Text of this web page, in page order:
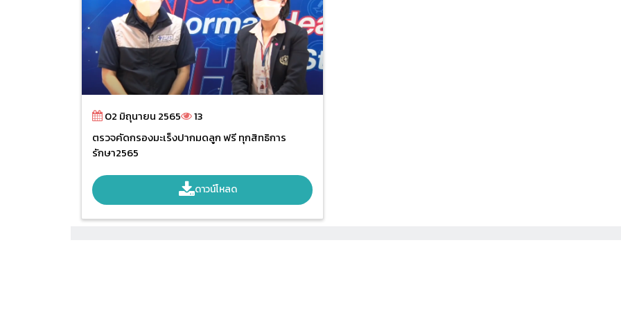
02 มิถุนายน 2565
13
ตรวจคัดกรองมะเร็งปากมดลูก ฟรี ทุกสิทธิการ
รักษา2565
ดาวน์โหลด